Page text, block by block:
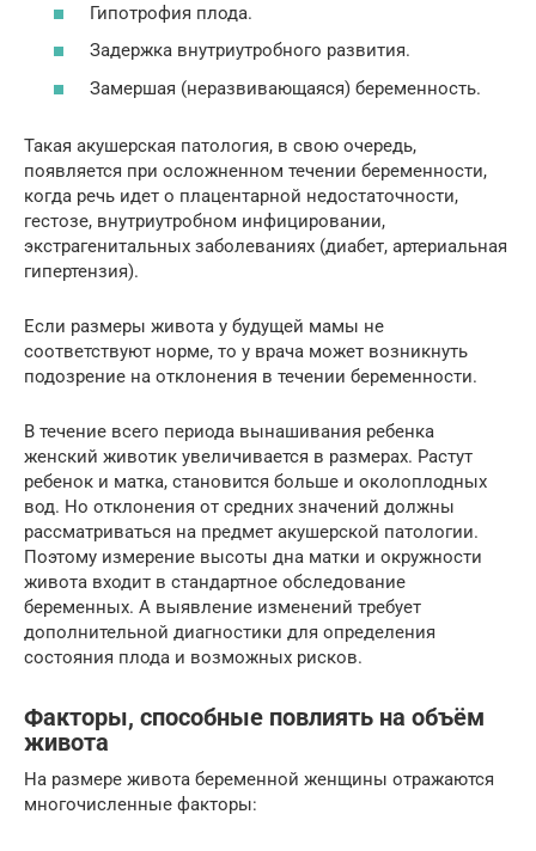
Гипотрофия плода.
Задержка внутриутробного развития.
Замершая (неразвивающаяся) беременность.
Такая акушерская патология, в свою очередь,
появляется при осложненном течении беременности,
когда речь идет о плацентарной недостаточности,
гестозе, внутриутробном инфицировании,
экстрагенитальных заболеваниях (диабет, артериальная
гипертензия).
Если размеры живота у будущей мамы не
соответствуют норме, то у врача может возникнуть
подозрение на отклонения в течении беременности.
В течение всего периода вынашивания ребенка
женский животик увеличивается в размерах. Растут
ребенок и матка, становится больше и околоплодных
вод. Но отклонения от средних значений должны
рассматриваться на предмет акушерской патологии.
Поэтому измерение высоты дна матки и окружности
живота входит в стандартное обследование
беременных. А выявление изменений требует
дополнительной диагностики для определения
состояния плода и возможных рисков.
Факторы, способные повлиять на объём
живота
На размере живота беременной женщины отражаются
многочисленные факторы: